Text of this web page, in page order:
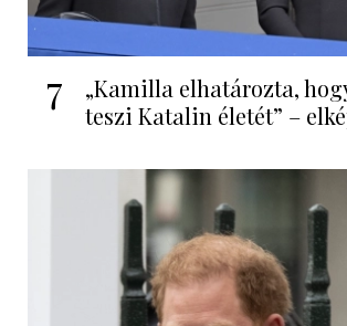
7
„Kamilla elhatározta,
teszi Katalin életét” –